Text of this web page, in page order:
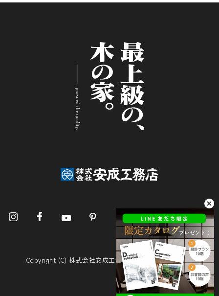
Copyright (C) 株式会社安成工務店. All Rights Reserved.